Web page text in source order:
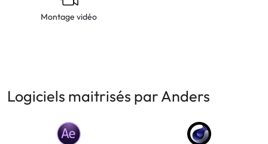
Montage vidéo
Logiciels maitrisés par Anders